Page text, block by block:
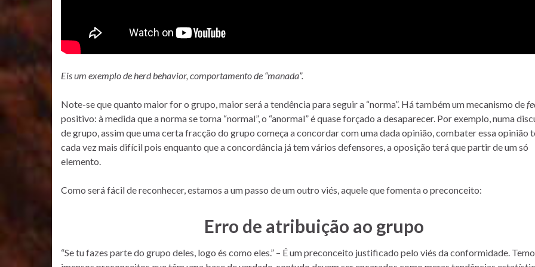
Eis um exemplo de herd behavior, comportamento de “manada”.
Note-se que quanto maior for o grupo, maior será a tendência para seguir a “norma”. Há também um mecanismo de
positivo: à medida que a norma se torna “normal”, o “anormal” é quase forçado a desaparecer. Por exemplo, numa
de grupo, assim que uma certa fracção do grupo começa a concordar com uma dada opinião, combater essa opinião
cada vez mais difícil pois enquanto que a concordância já tem vários defensores, a oposição terá que partir de um só
elemento.
Como será fácil de reconhecer, estamos a um passo de um outro viés, aquele que fomenta o preconceito:
Erro de atribuição ao grupo
“Se tu fazes parte do grupo deles, logo és como eles.” – É um preconceito justificado pelo viés da conformidade.